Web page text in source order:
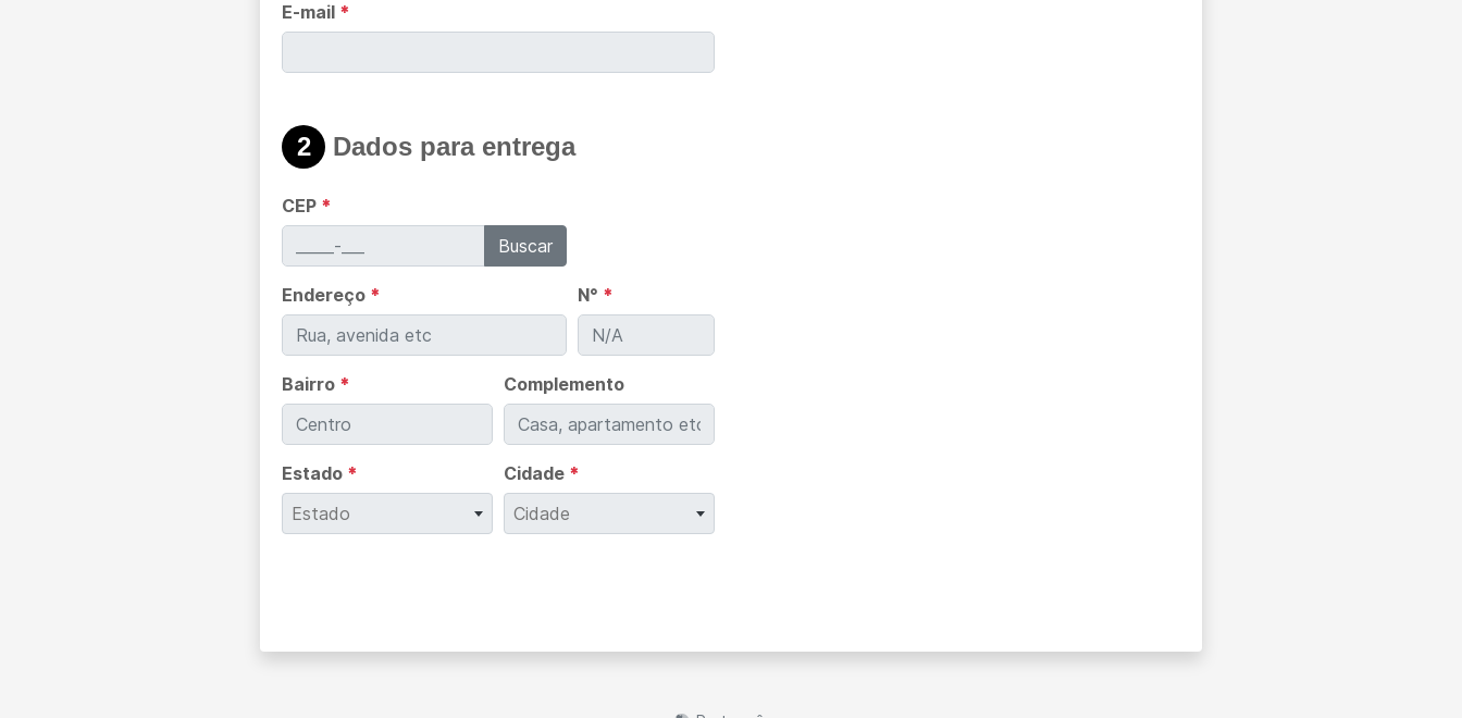
E-mail *
2 Dados para entrega
CEP *
Buscar
Endereço * N° *
Bairro * Complemento
Estado *
Estado
Cidade *
Cidade